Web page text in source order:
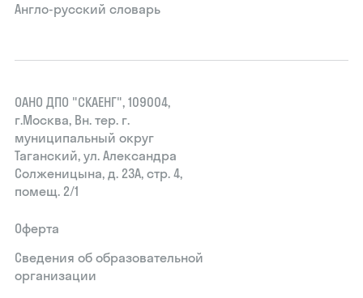
Англо-русский словарь
ОАНО ДПО "СКАЕНГ", 109004,
г.Москва, Вн. тер. г.
муниципальный округ
Таганский, ул. Александра
Солженицына, д. 23А, стр. 4,
помещ. 2/1
Оферта
Сведения об образовательной
организации